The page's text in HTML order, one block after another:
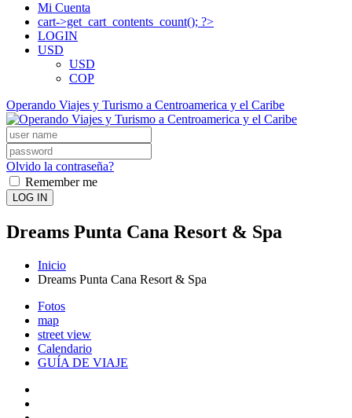
Mi Cuenta
cart->get_cart_contents_count(); ?>
LOGIN
USD
USD
COP
Operando Viajes y Turismo a Centroamerica y el Caribe
Olvido la contraseña?
Remember me
LOG IN
Dreams Punta Cana Resort & Spa
Inicio
Dreams Punta Cana Resort & Spa
Fotos
map
street view
Calendario
GUÍA DE VIAJE